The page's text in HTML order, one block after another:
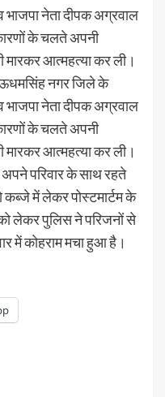
व भाजपा नेता दीपक अग्रवाल
के चलते अपनी
मारकर आत्महत्या कर ली।
नगर जिले के
व भाजपा नेता दीपक अग्रवाल
के चलते अपनी
मारकर आत्महत्या कर ली।
अपने परिवार के साथ रहते
में लेकर पोस्टमार्टम के
लेकर पुलिस ने परिजनों से
में कोहराम मचा हुआ है।